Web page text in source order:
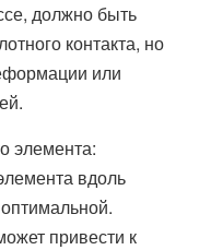
должно быть
контакта, но
или
элемента:
вдоль
привести к